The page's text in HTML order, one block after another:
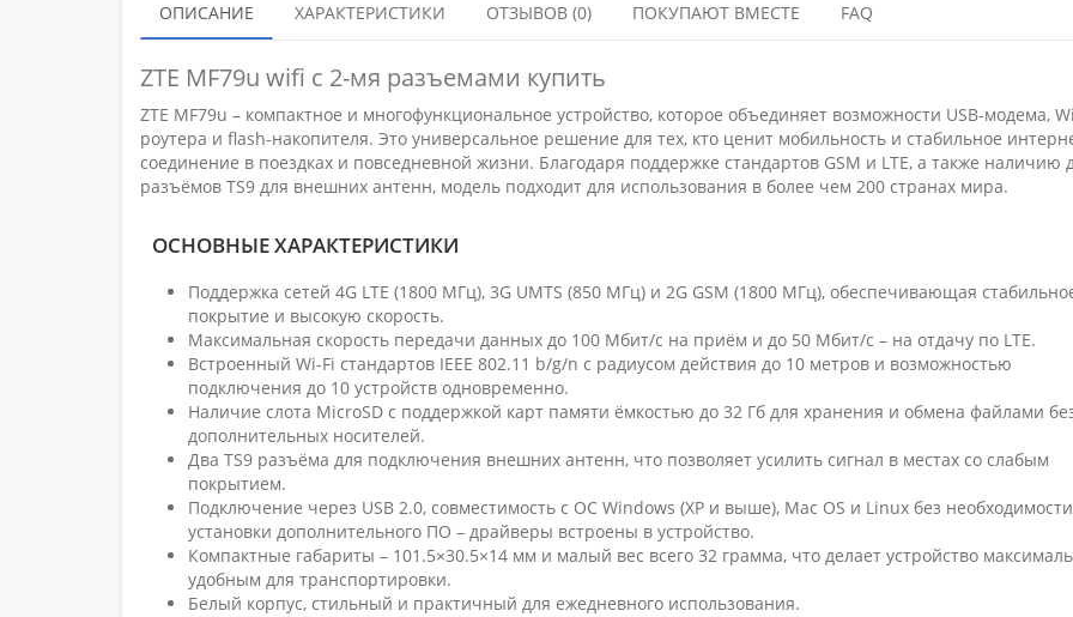
ОПИСАНИЕ ХАРАКТЕРИСТИКИ ОТЗЫВОВ (0) ПОКУПАЮТ ВМЕСТЕ FAQ
ZTE MF79u wifi c 2-мя разъемами купить
ZTE MF79u – компактное и многофункциональное устройство, которое объединяет возможности USB-модема,
роутера и flash-накопителя. Это универсальное решение для тех, кто ценит мобильность и стабильное
соединение в поездках и повседневной жизни. Благодаря поддержке стандартов GSM и LTE, а также наличию
разъёмов TS9 для внешних антенн, модель подходит для использования в более чем 200 странах мира.
ОСНОВНЫЕ ХАРАКТЕРИСТИКИ
Поддержка сетей 4G LTE (1800 МГц), 3G UMTS (850 МГц) и 2G GSM (1800 МГц), обеспечивающая
покрытие и высокую скорость.
Максимальная скорость передачи данных до 100 Мбит/с на приём и до 50 Мбит/с – на отдачу по LTE.
Встроенный Wi-Fi стандартов IEEE 802.11 b/g/n с радиусом действия до 10 метров и возможностью
подключения до 10 устройств одновременно.
Наличие слота MicroSD с поддержкой карт памяти ёмкостью до 32 Гб для хранения и обмена файлами
дополнительных носителей.
Два TS9 разъёма для подключения внешних антенн, что позволяет усилить сигнал в местах со слабым
покрытием.
Подключение через USB 2.0, совместимость с ОС Windows (XP и выше), Mac OS и Linux без необходимости
установки дополнительного ПО – драйверы встроены в устройство.
Компактные габариты – 101.5×30.5×14 мм и малый вес всего 32 грамма, что делает устройство
удобным для транспортировки.
Белый корпус, стильный и практичный для ежедневного использования.